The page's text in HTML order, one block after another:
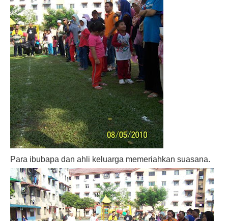
Para ibubapa dan ahli keluarga memeriahkan suasana.